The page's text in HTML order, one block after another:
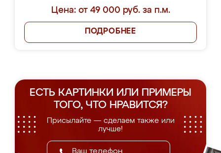
Цена: от 49 000 руб. за п.м.
ПОДРОБНЕЕ
ЕСТЬ КАРТИНКИ ИЛИ ПРИМЕРЫ
ТОГО, ЧТО НРАВИТСЯ?
Присылайте — сделаем также или
лучше!